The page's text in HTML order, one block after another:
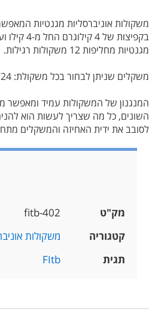
משקולות אוניברסליות מגנטיות
מגנטיות מחליפות 12 משקולות רגילות.
משקלים שניתן לבחור בכל משקולת: 4/8/12/16/20/24 קילו.
המנגנון של המשקולות עמיד ומאפשר
השונים, כל מה שצריך לעשות הוא
לסובב את ידית האחיזה והמשקלים
מק"ט
fitb-402
קטגוריה
משקולות
תגית
FItb